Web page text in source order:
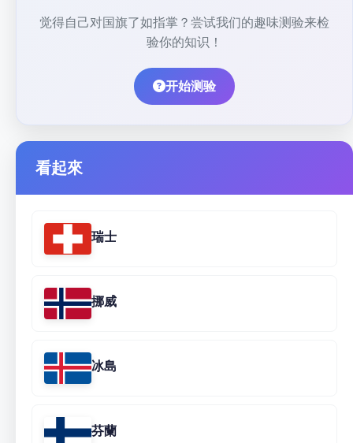
觉得自己对国旗了如指掌？尝试我们的趣味测验来检
验你的知识！
开始测验
看起來
瑞士
挪威
冰島
芬蘭